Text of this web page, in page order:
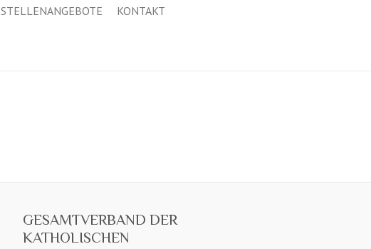
STELLENANGEBOTE KONTAKT
GESAMTVERBAND DER
KATHOLISCHEN